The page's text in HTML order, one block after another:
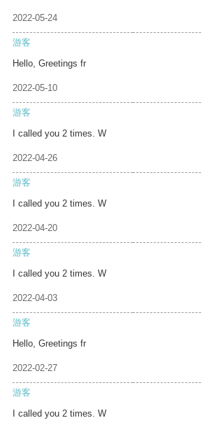
2022-05-24
游客
Hello, Greetings fr
2022-05-10
游客
I called you 2 times. W
2022-04-26
游客
I called you 2 times. W
2022-04-20
游客
I called you 2 times. W
2022-04-03
游客
Hello, Greetings fr
2022-02-27
游客
I called you 2 times. W